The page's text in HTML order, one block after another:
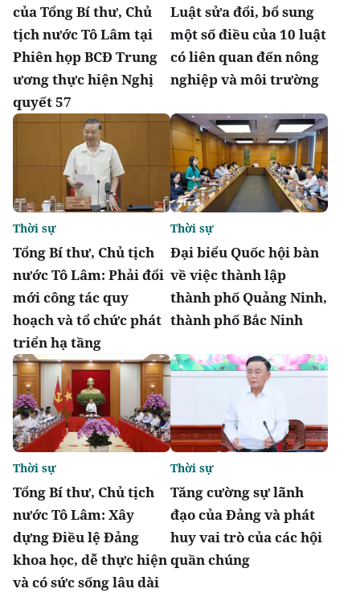
của Tổng Bí thư, Chủ
tịch nước Tô Lâm tại
Phiên họp BCĐ Trung
ương thực hiện Nghị
quyết 57
Luật sửa đổi, bổ sung
một số điều của 10 luật
có liên quan đến nông
nghiệp và môi trường
Tổng Bí thư, Chủ tịch
nước Tô Lâm: Phải đổi
mới công tác quy
hoạch và tổ chức phát
triển hạ tầng
Thời sự
Đại biểu Quốc hội bàn
về việc thành lập
thành phố Quảng Ninh,
thành phố Bắc Ninh
Thời sự
Tổng Bí thư, Chủ tịch
nước Tô Lâm: Xây
dựng Điều lệ Đảng
khoa học, dễ thực hiện
và có sức sống lâu dài
Thời sự
Tăng cường sự lãnh
đạo của Đảng và phát
huy vai trò của các hội
quần chúng
Thời sự